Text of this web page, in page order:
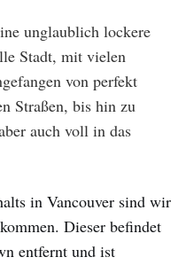
unglaublich lockere
Stadt, mit vielen
von perfekt
Straßen, bis hin zu
auch voll in das
in Vancouver sind wir
Dieser befindet
entfernt und ist